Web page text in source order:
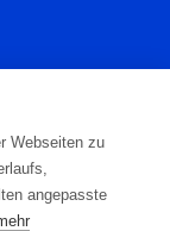
Webseiten zu
angepasste